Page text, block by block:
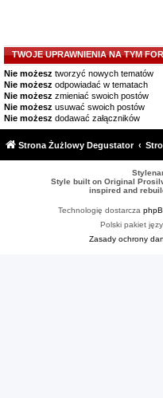
TWOJE UPRAWNIENIA NA TYM
Nie możesz tworzyć nowych tematów
Nie możesz odpowiadać w tematach
Nie możesz zmieniać swoich postów
Nie możesz usuwać swoich postów
Nie możesz dodawać załączników
Strona Żużlowy Degustator
Style built on Original
inspired and
Technologię dostarcza
Polski pakiet
Zasady ochrony